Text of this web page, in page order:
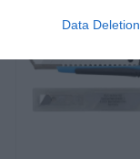
Data Deletion